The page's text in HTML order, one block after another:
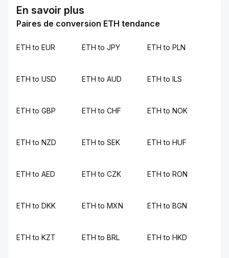
En savoir plus
Paires de conversion ETH tendance
ETH to EUR ETH to JPY ETH to PLN
ETH to USD ETH to AUD ETH to ILS
ETH to GBP ETH to CHF ETH to NOK
ETH to NZD ETH to SEK ETH to HUF
ETH to AED ETH to CZK ETH to RON
ETH to DKK ETH to MXN ETH to BGN
ETH to KZT ETH to BRL ETH to HKD